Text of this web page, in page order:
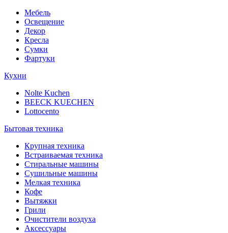
Мебель
Освещение
Декор
Кресла
Сумки
Фартуки
Кухни
Nolte Kuchen
BEECK KUECHEN
Lottocento
Бытовая техника
Крупная техника
Встраиваемая техника
Стиральные машины
Сушильные машины
Мелкая техника
Кофе
Вытяжки
Грили
Очистители воздуха
Аксессуары